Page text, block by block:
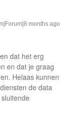
months ago
dat het erg
en dat je graag
Helaas kunnen
de data